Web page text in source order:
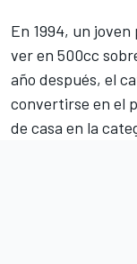
En 1994, un
ver en 500cc
año después, el
convertirse en el
de casa en la